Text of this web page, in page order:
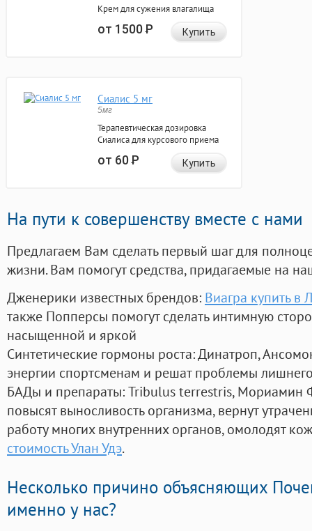
Крем для сужения влагалища
от 1500Р Купить
Сиалис 5 мг
5мг
Терапевтическая дозировка
Сиалиса для курсового приема
от 60Р Купить
На пути к совершенству вместе с нами
Предлагаем Вам сделать первый шаг для
жизни. Вам помогут средства, придагаемые на
Дженерики известных брендов: Виагра купить в
также Попперсы помогут сделать интимную
насыщенной и яркой
Синтетические гормоны роста: Динатроп,
энергии спортсменам и решат проблемы
БАДы и препараты:Tribulus terrestris, Мориамин
повысят выносливость организма, вернут
работу многих внутренних органов, омолодят
стоимость Улан Удэ.
Несколько причино объясняющих
именно у нас?